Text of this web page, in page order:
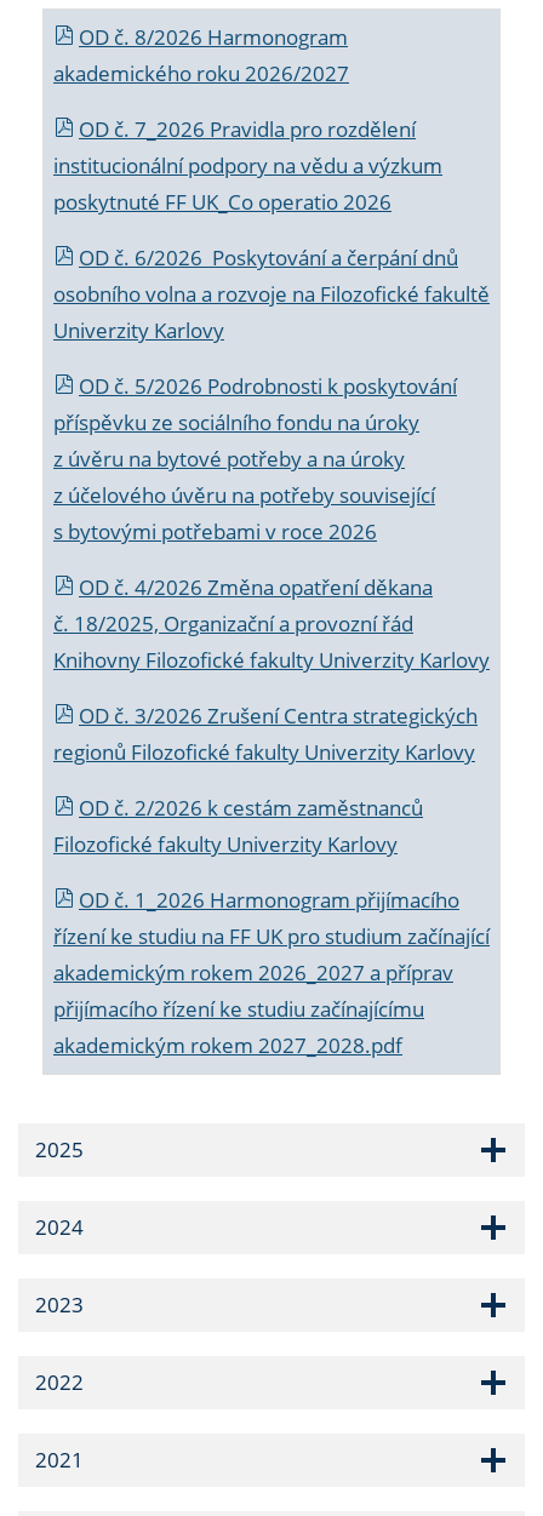
OD č. 8/2026 Harmonogram
akademického roku 2026/2027
OD č. 7_2026 Pravidla pro rozdělení
institucionální podpory na vědu a výzkum
poskytnuté FF UK_Co operatio 2026
OD č. 6/2026 Poskytování a čerpání dnů
osobního volna a rozvoje na Filozofické fakultě
Univerzity Karlovy
OD č. 5/2026 Podrobnosti k poskytování
příspěvku ze sociálního fondu na úroky
z úvěru na bytové potřeby a na úroky
z účelového úvěru na potřeby související
s bytovými potřebami v roce 2026
OD č. 4/2026 Změna opatření děkana
č. 18/2025, Organizační a provozní řád
Knihovny Filozofické fakulty Univerzity Karlovy
OD č. 3/2026 Zrušení Centra strategických
regionů Filozofické fakulty Univerzity Karlovy
OD č. 2/2026 k cestám zaměstnanců
Filozofické fakulty Univerzity Karlovy
OD č. 1_2026 Harmonogram přijímacího
řízení ke studiu na FF UK pro studium začínající
akademickým rokem 2026_2027 a příprav
přijímacího řízení ke studiu začínajícímu
akademickým rokem 2027_2028.pdf
2025
2024
2023
2022
2021